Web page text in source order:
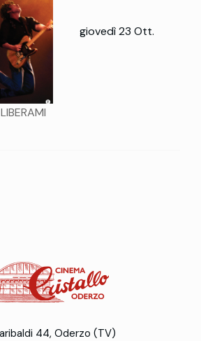
giovedì 23 Ott.
44, Oderzo (TV)